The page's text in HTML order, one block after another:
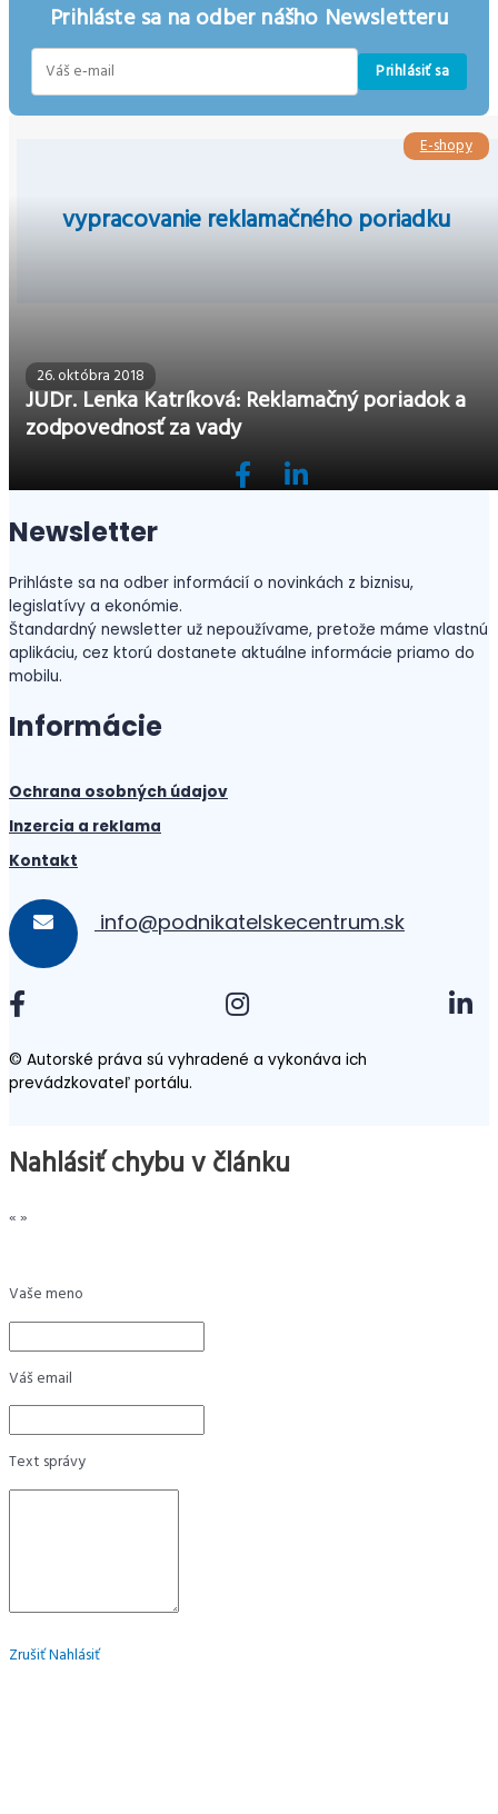
Prihláste sa na odber nášho Newsletteru
Prihlásiť sa
vypracovanie reklamačného poriadku
26. októbra 2018
JUDr. Lenka Katríková: Reklamačný poriadok a
zodpovednosť za vady
E-shopy
Newsletter
Prihláste sa na odber informácií o novinkách z biznisu,
legislatívy a ekonómie.
Štandardný newsletter už nepoužívame, pretože máme vlastnú
aplikáciu, cez ktorú dostanete aktuálne informácie priamo do
mobilu.
Informácie
Ochrana osobných údajov
Inzercia a reklama
Kontakt
info@podnikatelskecentrum.sk
© Autorské práva sú vyhradené a vykonáva ich
prevádzkovateľ portálu.
Nahlásiť chybu v článku
«»
Vaše meno
Váš email
Text správy
ZrušiťNahlásiť